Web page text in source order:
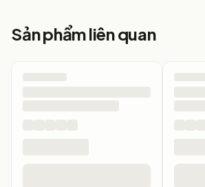
Sản phẩm liên quan